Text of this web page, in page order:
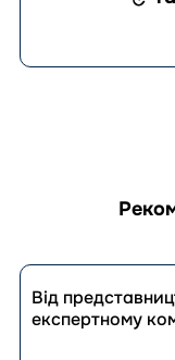
Перейти
до
публікації
Від
експертному